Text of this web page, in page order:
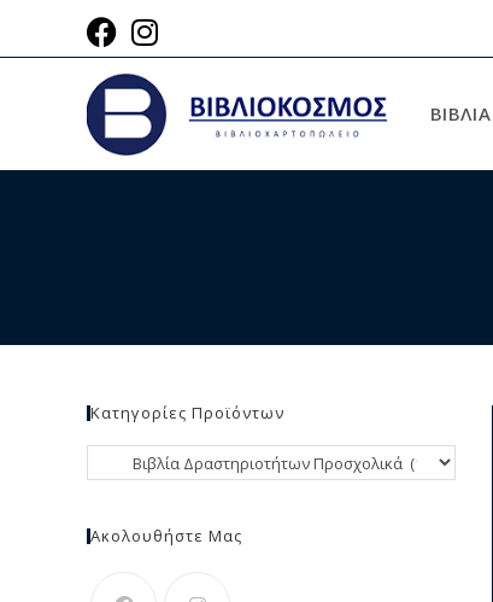
ΒΙΒΛΙΑ
Κατηγορίες Προϊόντων
Ακολουθήστε Μας